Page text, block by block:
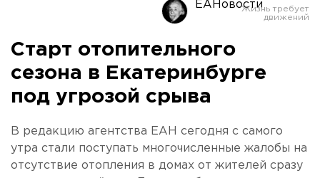
ЕАНовости
Старт отопительного
сезона в Екатеринбурге
под угрозой срыва
В редакцию агентства ЕАН сегодня с самого
утра стали поступать многочисленные жалобы на
отсутствие отопления в домах от жителей сразу